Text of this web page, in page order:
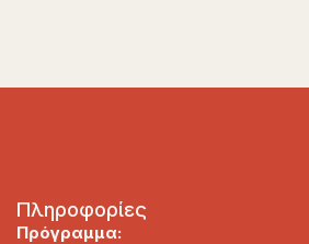
Πληροφορίες
Πρόγραμμα: